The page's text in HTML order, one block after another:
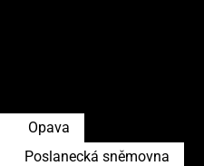
Opava
Poslanecká sněmovna